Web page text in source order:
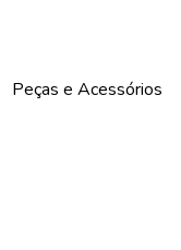
Peças e Acessórios